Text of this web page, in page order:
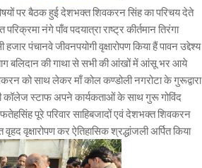
पर बैठक हुई देशभक्त शिवकरन सिंह का परिचय देते
नंगे पाँव पदयात्रा राष्ट्र कीर्तमान तिरंगा
पंचानवे जीवनपयोगी वृक्षारोपण किया हैं पावन उद्देश्य
बलिदान की गाथा से सभी की आंखों में आंसू भर आये
को साथ लेकर माँ कोल कण्डोली नगरोटा के गुरूद्वारा
कॉलेज स्टाफ अपने कार्यकताओं के साथ गुरू गोविंद
पूरे परिवार साहिबजादों एवं देशभक्त शिवकरन
वृहद वृक्षारोपण कर ऐतिहासिक श्रद्धांजली अर्पित किया